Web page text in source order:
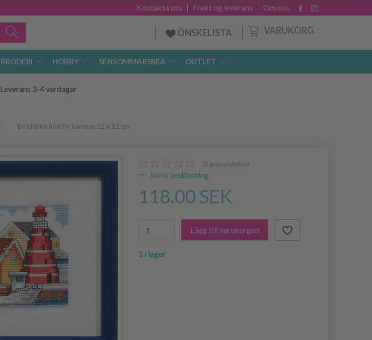
Om oss
Frakt og leverans
Kontakta oss
VARUKORG
ÖNSKELISTA
BRODERI HOBBY SENSOMMARSREA OUTLET
Leverans 3-4 vardagar
Broderikit Röd fyr hamnen 12 x 12 cm
0 anmeldelser
Skriv bedömning
118.00 SEK
Lägg till varukorgen
1 i lager